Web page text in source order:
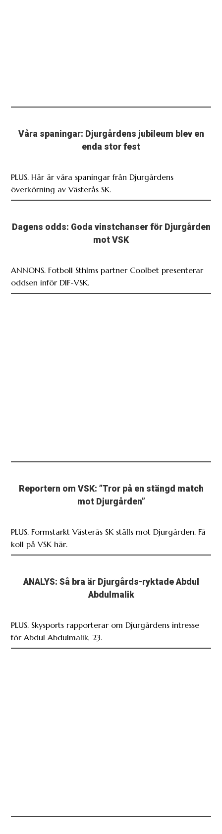
Våra spaningar: Djurgårdens jubileum blev en
enda stor fest
PLUS. Här är våra spaningar från Djurgårdens
överkörning av Västerås SK.
Dagens odds: Goda vinstchanser för Djurgården
mot VSK
ANNONS. Fotboll Sthlms partner Coolbet presenterar
oddsen inför DIF-VSK.
Reportern om VSK: ”Tror på en stängd match
mot Djurgården”
PLUS. Formstarkt Västerås SK ställs mot Djurgården. Få
koll på VSK här.
ANALYS: Så bra är Djurgårds-ryktade Abdul
Abdulmalik
PLUS. Skysports rapporterar om Djurgårdens intresse
för Abdul Abdulmalik, 23.